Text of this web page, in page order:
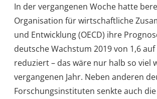
In der vergangenen Woche hatte
Organisation für wirtschaftliche
und Entwicklung (OECD) ihre
deutsche Wachstum 2019 von 1,6
reduziert – das wäre nur halb so viel
vergangenen Jahr. Neben anderen
Forschungsinstituten senkte auch die